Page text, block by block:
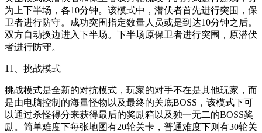
为上下半场，各10分钟。该模式中，潜伏者首先进行突围，保
卫者进行防守。成功突围指定数量人员或是到达10分钟之后。
双方自动换边进入下半场。下半场原保卫者进行突围，原潜伏
者进行防守。
11、挑战模式
挑战模式是全新的对抗模式，玩家的对手不在是其他玩家，而
是由电脑控制的海量怪物以及最终的关底BOSS，该模式下可
以通过杀怪得分来获得最后的奖励箱以及独一无二的BOSS奖
励。简单难度下每张地图有20轮关卡，普通难度下则有30轮关